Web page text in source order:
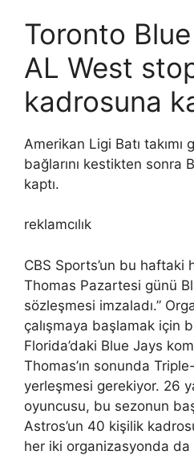
Toronto
AL West
kadrosuna
Amerikan Ligi Batı
bağlarını kestikten sonra
kaptı.
reklamcılık
CBS Sports’un bu haftaki
Thomas Pazartesi günü
sözleşmesi imzaladı.”
çalışmaya başlamak için
Florida’daki Blue Jays
Thomas’ın sonunda
yerleşmesi gerekiyor. 26
oyuncusu, bu sezonun
Astros’un 40 kişilik
her iki organizasyonda da